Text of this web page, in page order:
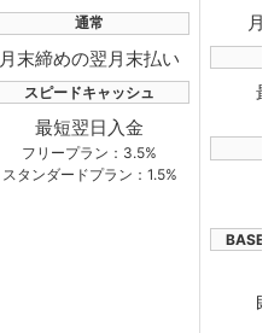
通常
月末締めの翌月末払い
スピードキャッシュ
最短翌日入金
フリープラン：3.5%
スタンダードプラン：1.5%
月
最
BASE
即